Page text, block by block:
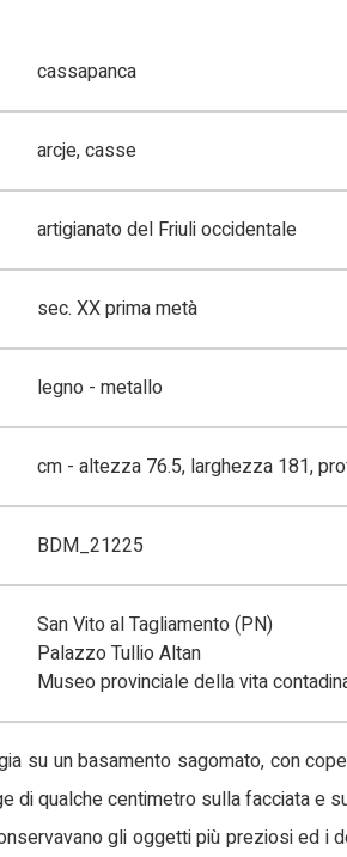
cassapanca
arcje, casse
artigianato del Friuli occidentale
sec. XX prima metà
legno - metallo
cm - altezza 76.5, larghezza 181,
BDM_21225
San Vito al Tagliamento (PN)
Palazzo Tullio Altan
Museo provinciale della vita
su un basamento sagomato, con
di qualche centimetro sulla facciata e
gli oggetti più preziosi ed i